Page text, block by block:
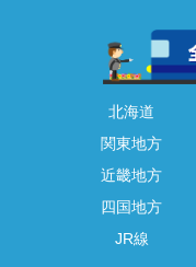
北海道
関東地方
近畿地方
四国地方
JR線